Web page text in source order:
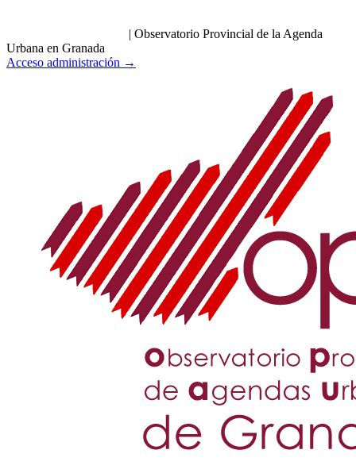
| Observatorio Provincial de la Agenda
Urbana en Granada
Acceso administración →